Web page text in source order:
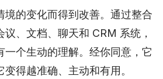
境的变化而得到改善。通过整合
议、文档、聊天和 CRM 系统，
一个生动的理解。经你同意，它
得越准确、主动和有用。